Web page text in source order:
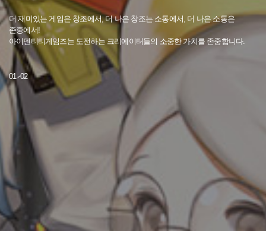
더 재미있는 게임은 창조에서, 더 나은 창조는 소통에서, 더 나은 소통은
존중에서!
아이덴티티게임즈는 도전하는 크리에이터들의 소중한 가치를 존중합니다.
01 02